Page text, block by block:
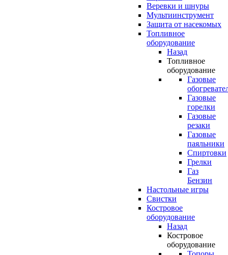
Веревки и шнуры
Мультиинструмент
Защита от насекомых
Топливное
оборудование
Назад
Топливное
оборудование
Газовые
Газовые
горелки
Газовые
резаки
Газовые
паяльники
Спиртовки
Грелки
Газ
Бензин
Настольные игры
Свистки
Костровое
оборудование
Назад
Костровое
оборудование